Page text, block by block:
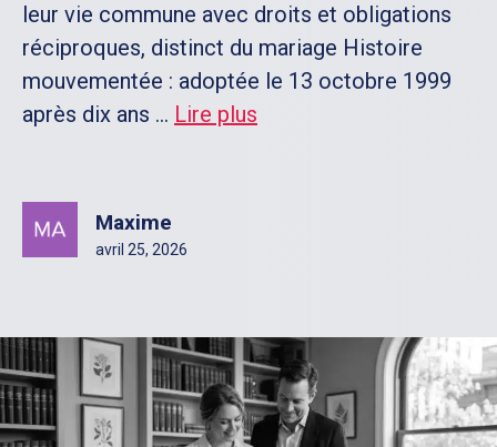
leur vie commune avec droits et obligations
réciproques, distinct du mariage Histoire
mouvementée : adoptée le 13 octobre 1999
après dix ans ... Lire plus
Maxime
avril 25, 2026